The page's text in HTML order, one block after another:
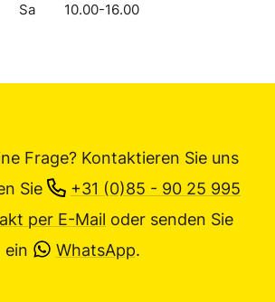
Sa
10.00-16.00
Frage? Kontaktieren Sie uns
Sie
+31 (0)85 - 90 25 995
per E-Mail oder senden Sie
ein
WhatsApp.